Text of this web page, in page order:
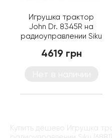
Игрушка трактор
John Dr. 8345R на
радиоуправлении Siku
4619 грн
Купить дёшево Игрушка